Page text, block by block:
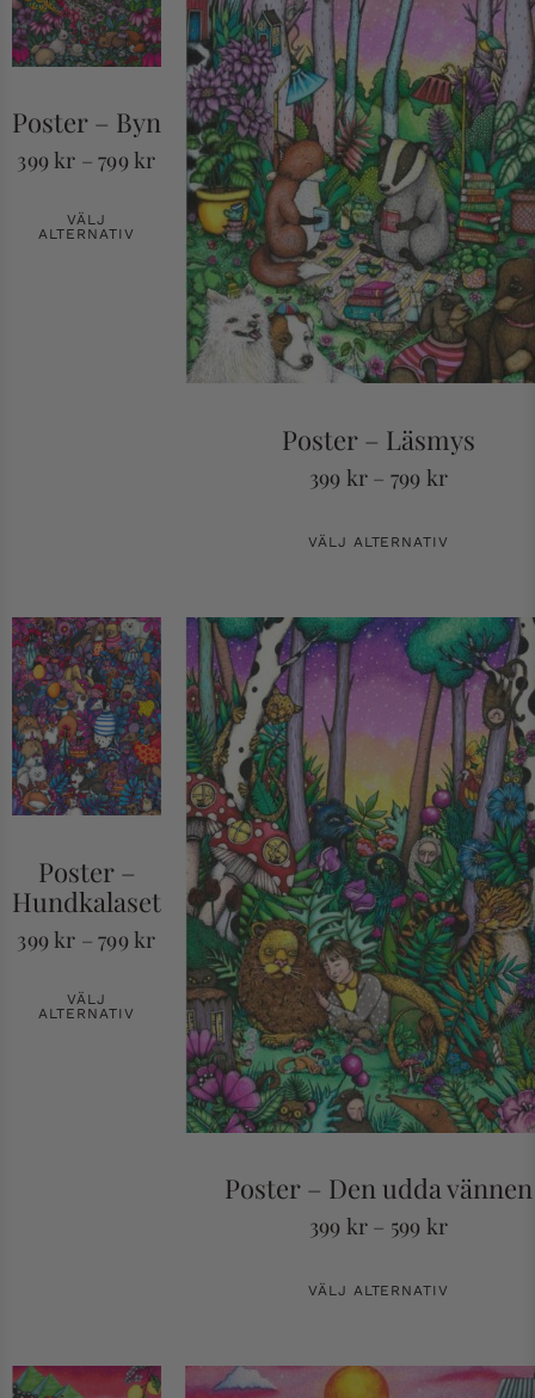
Poster – Byn
399kr – 799kr
VÄLJ
ALTERNATIV
Poster – Läsmys
399 kr – 799 kr
VÄLJ ALTERNATIV
Poster –
Hundkalaset
399kr – 799kr
VÄLJ
ALTERNATIV
Poster – Den udda vännen
399 kr – 599 kr
VÄLJ ALTERNATIV